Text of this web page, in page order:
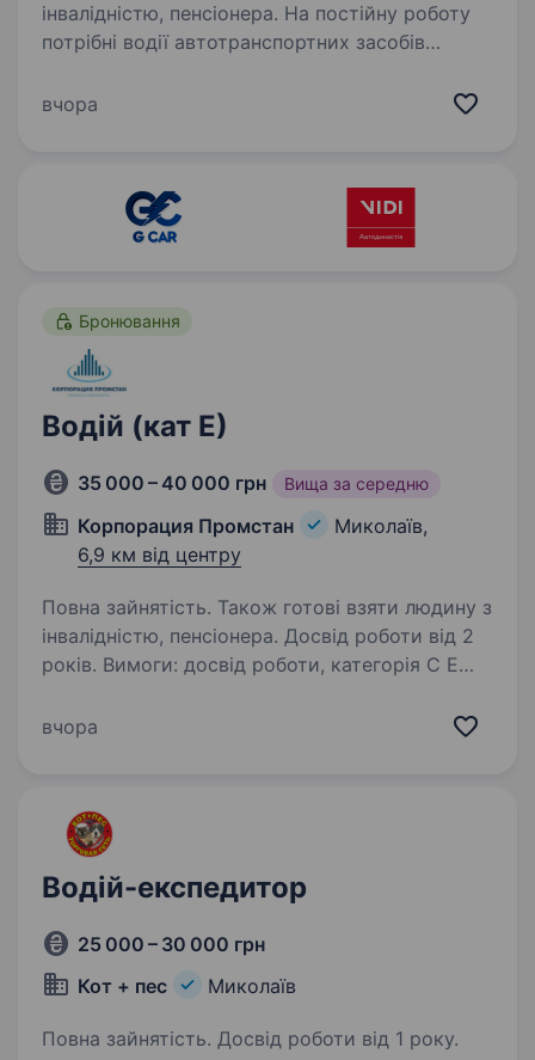
інвалідністю, пенсіонера. На постійну роботу
потрібні водії автотранспортних засобів
на вантажних автомобілях SCANIA —
вчора
Бронювання
Водій (кат Е)
35 000 – 40 000 грн Вища за середню
Корпорация Промстан
Миколаїв,
6,9 км від центру
Повна зайнятість. Також готові взяти людину з
інвалідністю, пенсіонера. Досвід роботи від 2
років. Вимоги: досвід роботи, категорія С Е
відрядження Обов’язки: перевезення
вчора
Водій-експедитор
25 000 – 30 000 грн
Кот + пес
Миколаїв
Повна зайнятість. Досвід роботи від 1 року.